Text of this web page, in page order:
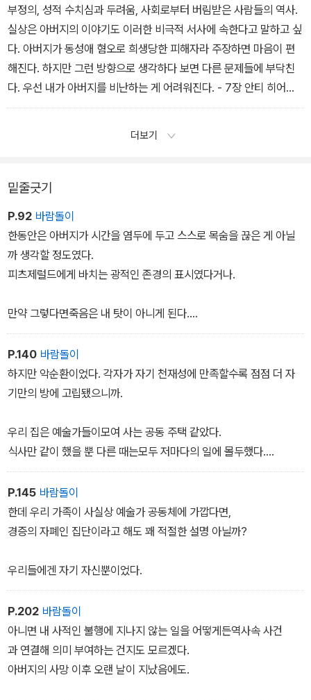
부정의, 성적 수치심과 두려움, 사회로부터 버림받은 사람들의 역사.
실상은 아버지의 이야기도 이러한 비극적 서사에 속한다고 말하고 싶
다. 아버지가 동성애 혐오로 희생당한 피해자라 주장하면 마음이 편
해진다. 하지만 그런 방향으로 생각하다 보면 다른 문제들에 부닥친
다. 우선 내가 아버지를 비난하는 게 어려워진다. - 7장 안티 히어로
의 여정
더보기
밑줄긋기
P.92 바람돌이
한동안은 아버지가 시간을 염두에 두고 스스로 목숨을 끊은 게 아닐
까 생각할 정도였다.
피츠제럴드에게 바치는 광적인 존경의 표시였다거나.
만약 그렇다면죽음은 내 탓이 아니게 된다.
아니, 애당초 아버지 죽음은나와 아무 상관도 없을 것이다.
나는 마지막 남은, 저 보잘것없는 끈을 놓고 싶지 않다.
P.140 바람돌이
하지만 악순환이었다. 각자가 자기 천재성에 만족할수록 점점 더 자
기만의 방에 고립됐으니까.
우리 집은 예술가들이모여 사는 공동 주택 같았다.
식사만 같이 했을 뿐 다른 때는모두 저마다의 일에 몰두했다.
이렇게 고립된 세계 안에서우리의 창작 활동은강박적인 양상까지 띠
었다.
P.145 바람돌이
한데 우리 가족이 사실상 예술가 공동체에 가깝다면,
경증의 자폐인 집단이라고 해도 꽤 적절한 설명 아닐까?
우리들에겐 자기 자신뿐이었다.
P.202 바람돌이
아니면 내 사적인 불행에 지나지 않는 일을 어떻게든역사속 사건
과 연결해 의미 부여하는 건지도 모르겠다.
아버지의 사망 이후 오랜 날이 지났음에도.